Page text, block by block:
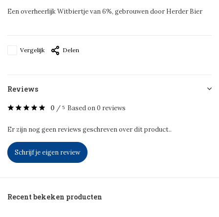
Een overheerlijk Witbiertje van 6%, gebrouwen door Herder Bier
Vergelijk Delen
Reviews
0 / 5 Based on 0 reviews
Er zijn nog geen reviews geschreven over dit product..
Schrijf je eigen review
Recent bekeken producten